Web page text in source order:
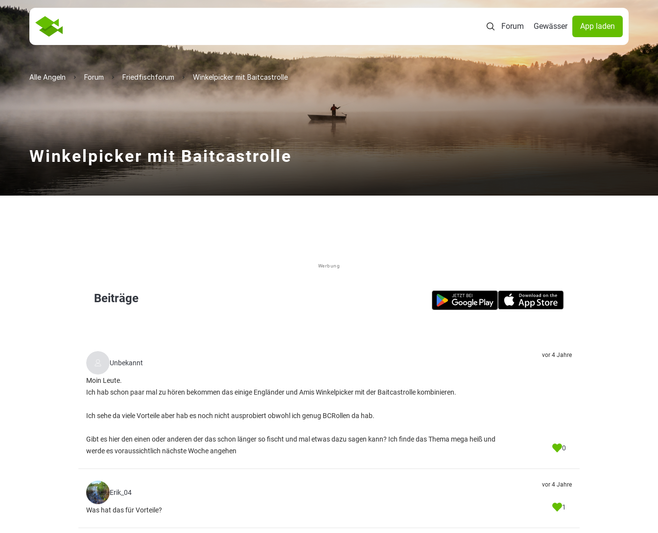
Forum Gewässer App laden
Alle Angeln Forum Friedfischforum Winkelpicker mit Baitcastrolle
Winkelpicker mit Baitcastrolle
Werbung
Beiträge
Unbekannt
Moin Leute.
Ich hab schon paar mal zu hören bekommen das einige Engländer und Amis Winkelpicker mit der Baitcastrolle kombinieren.
Ich sehe da viele Vorteile aber hab es noch nicht ausprobiert obwohl ich genug BCRollen da hab.
Gibt es hier den einen oder anderen der das schon länger so fischt und mal etwas dazu sagen kann? Ich finde das Thema mega heiß und
werde es voraussichtlich nächste Woche angehen
vor 4 Jahre
0
Erik_04
Was hat das für Vorteile?
vor 4 Jahre
1